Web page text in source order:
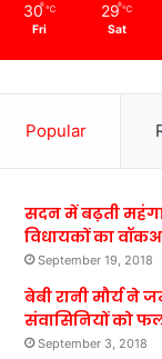
30 ℃
Fri
29 ℃
Sat
Popular
सदन में बढ़ती
विधायकों का
September 19, 2018
बेबी रानी मौर्य ने
संवासिनियों को
September 3, 2018